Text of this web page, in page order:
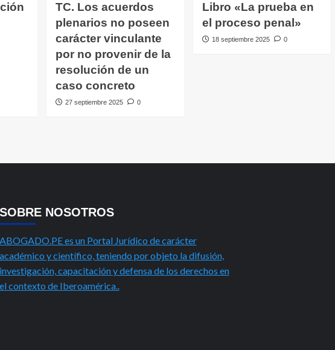
TC. Los acuerdos
plenarios no poseen
carácter vinculante
por no provenir de la
resolución de un
caso concreto
27 septiembre 2025 0
Libro «La prueba en
el proceso penal»
18 septiembre 2025 0
SOBRE NOSOTROS
ABOGADO.PE es un Portal Jurídico de carácter
académico y científico, teniendo por objeto la difusión,
investigación, capacitación y defensa de los derechos en
el contexto de Iberoamérica..